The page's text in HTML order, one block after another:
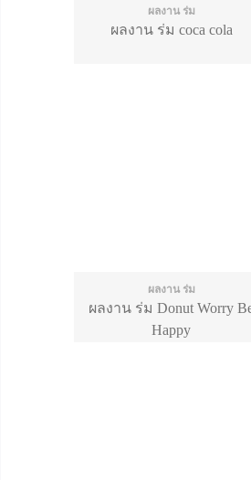
ผลงาน ร่ม
ผลงาน ร่ม coca cola
ผลงาน ร่ม
ผลงาน ร่ม Donut Worry
Happy